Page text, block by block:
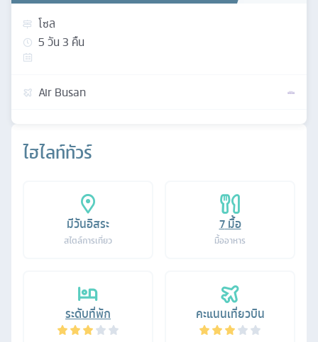
ไฮไลท์ทัวร์
มีวันอิสระ
สไตล์การเที่ยว
7มื้อ
มื้ออาหาร
ระดับที่พัก คะแนนเที่ยวบิน
โซล
5วัน3 คืน
Air Busan